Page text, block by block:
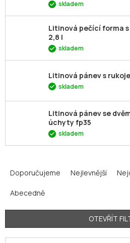
skladem
Litinová pečící forma s
2,8 l
skladem
Litinová pánev s
skladem
Litinová pánev se
úchyty fp35
skladem
a
e
n
p
Doporučujeme Nejlevnější
Abecedně
OTEVŘÍT